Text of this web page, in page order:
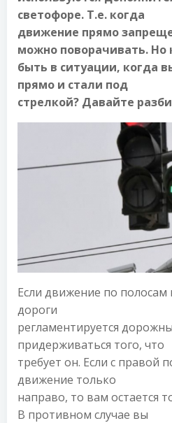
светофоре. Т.е. когда
движение прямо
можно поворачивать. Но
быть в ситуации, когда
прямо и стали под
стрелкой? Давайте
Если движение по полосам
дороги
регламентируется
придерживаться того, что
требует он. Если с правой
движение только
направо, то вам остается
В противном случае вы